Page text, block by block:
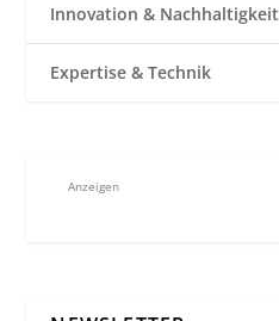
Innovation & Nachhaltigkeit
Expertise & Technik
Anzeigen